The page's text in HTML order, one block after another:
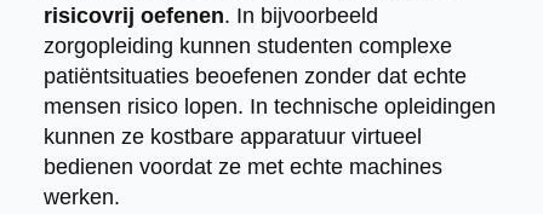
risicovrij oefenen. In bijvoorbeeld
zorgopleiding kunnen studenten complexe
patiëntsituaties beoefenen zonder dat echte
mensen risico lopen. In technische opleidingen
kunnen ze kostbare apparatuur virtueel
bedienen voordat ze met echte machines
werken.